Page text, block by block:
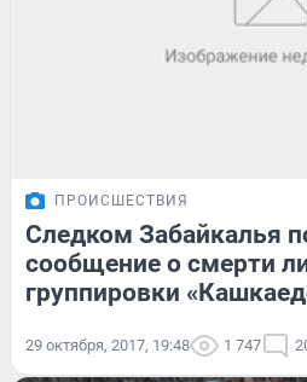
ПРОИСШЕСТВИЯ
Следком Забайкалья
сообщение о смерти
группировки
29 октября, 2017, 19:48 1 747